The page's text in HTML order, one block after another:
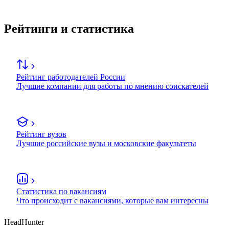
Рейтинги и статистика
Рейтинг работодателей России
Лучшие компании для работы по мнению соискателей
Рейтинг вузов
Лучшие российские вузы и московские факультеты
Статистика по вакансиям
Что происходит с вакансиями, которые вам интересны
HeadHunter